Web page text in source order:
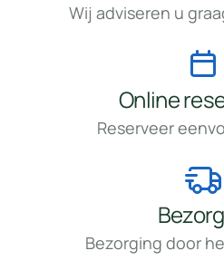
Wij adviseren u
Online
Reserveer
Bezorging door